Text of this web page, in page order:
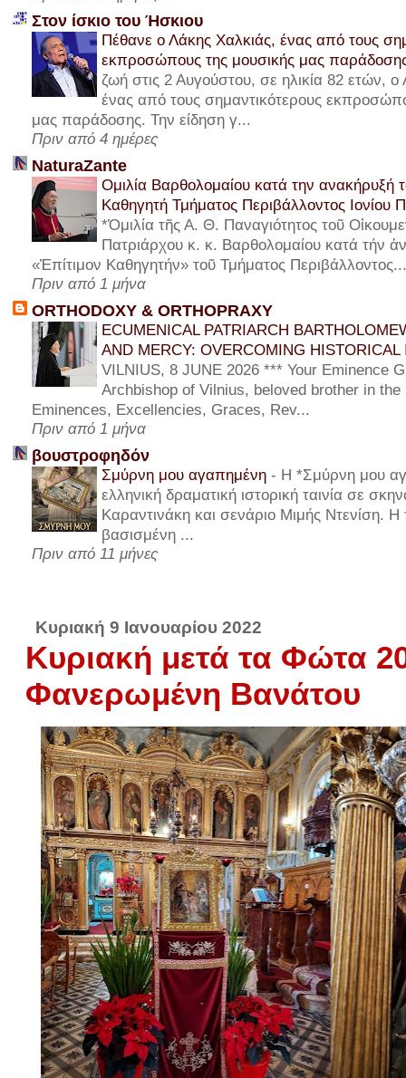
Στον ίσκιο του Ήσκιου
Πέθανε ο Λάκης Χαλκιάς, ένας από τους
εκπροσώπους της μουσικής μας
ζωή στις 2 Αυγούστου, σε ηλικία 82 ετών, ο
ένας από τους σημαντικότερους
μας παράδοσης. Την είδηση γ...
Πριν από 4 ημέρες
NaturaZante
Ομιλία Βαρθολομαίου κατά την ανακήρυξή
Καθηγητή Τμήματος Περιβάλλοντος Ιονίου
*Ὁμιλία τῆς Α. Θ. Παναγιότητος τοῦ
Πατριάρχου κ. κ. Βαρθολομαίου κατά τήν
«Ἐπίτιμον Καθηγητήν» τοῦ Τμήματος Περιβάλλοντος...
Πριν από 1 μήνα
ORTHODOXY & ORTHOPRAXY
ECUMENICAL PATRIARCH
AND MERCY: OVERCOMING HISTORICAL
VILNIUS, 8 JUNE 2026 *** Your Eminence
Archbishop of Vilnius, beloved brother in the
Eminences, Excellencies, Graces, Rev...
Πριν από 1 μήνα
βουστροφηδόν
Σμύρνη μου αγαπημένη - Η *Σμύρνη μου
ελληνική δραματική ιστορική ταινία σε
Καραντινάκη και σενάριο Μιμής Ντενίση. Η
βασισμένη ...
Πριν από 11 μήνες
Κυριακή 9 Ιανουαρίου 2022
Κυριακή μετά τα Φώτα
Φανερωμένη Βανάτου